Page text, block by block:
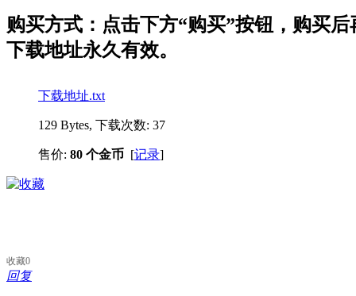
购买方式：点击下方“购买”按钮，购买
下载地址永久有效。
下载地址.txt
129 Bytes, 下载次数: 37
售价: 80 个金币 [记录]
收藏0
回复